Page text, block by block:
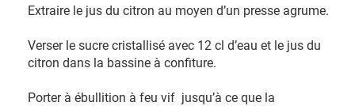
Extraire le jus du citron au moyen d’un presse agrume.
Verser le sucre cristallisé avec 12 cl d’eau et le jus du
citron dans la bassine à confiture.
Porter à ébullition à feu vif jusqu’à ce que la